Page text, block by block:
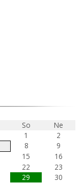
So
Ne
1
2
8
9
15
16
22
23
29
30